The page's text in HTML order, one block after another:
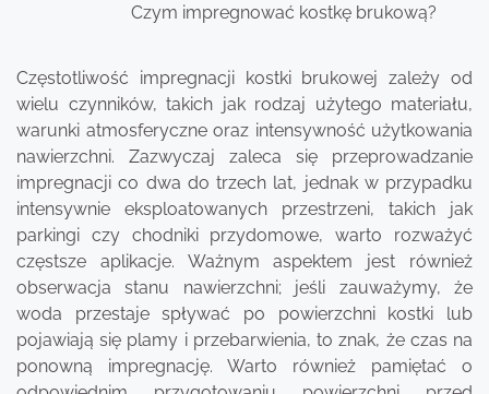
Czym impregnować kostkę brukową?
Częstotliwość impregnacji kostki brukowej zależy od
wielu czynników, takich jak rodzaj użytego materiału,
warunki atmosferyczne oraz intensywność użytkowania
nawierzchni. Zazwyczaj zaleca się przeprowadzanie
impregnacji co dwa do trzech lat, jednak w przypadku
intensywnie eksploatowanych przestrzeni, takich jak
parkingi czy chodniki przydomowe, warto rozważyć
częstsze aplikacje. Ważnym aspektem jest również
obserwacja stanu nawierzchni; jeśli zauważymy, że
woda przestaje spływać po powierzchni kostki lub
pojawiają się plamy i przebarwienia, to znak, że czas na
ponowną impregnację. Warto również pamiętać o